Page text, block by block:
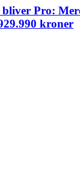
Pro:
kroner